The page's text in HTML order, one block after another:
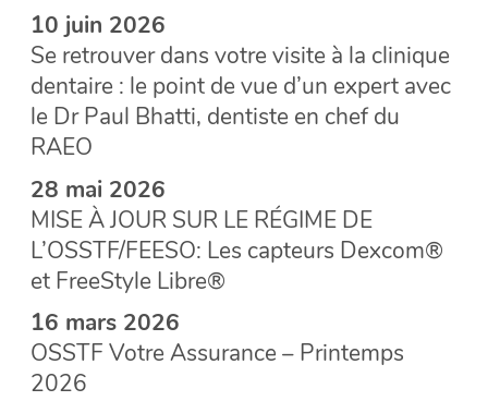
10 juin 2026
Se retrouver dans votre visite à la clinique
dentaire : le point de vue d’un expert avec
le Dr Paul Bhatti, dentiste en chef du
RAEO
28 mai 2026
MISE À JOUR SUR LE RÉGIME DE
L’OSSTF/FEESO: Les capteurs Dexcom®
et FreeStyle Libre®
16 mars 2026
OSSTF Votre Assurance – Printemps
2026